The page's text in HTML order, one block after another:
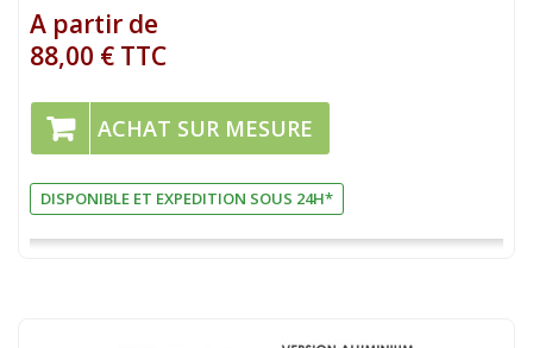
A partir de
88,00 € TTC
ACHAT SUR MESURE
DISPONIBLE ET EXPEDITION SOUS 24H*